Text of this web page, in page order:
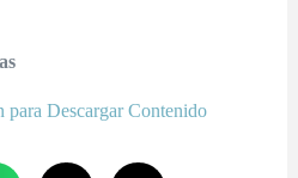
para Descargar Contenido